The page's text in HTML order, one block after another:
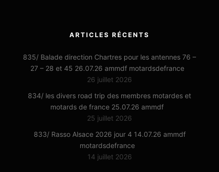
ARTICLES RÉCENTS
835/ Balade direction Chartres pour les antennes 76 –
27 – 28 et 45 26.07.26 ammdf motardsdefrance
26 juillet 2026
834/ les divers road trip des membres motardes et
motards de france 25.07.26 ammdf
25 juillet 2026
833/ Rasso Alsace 2026 jour 4 14.07.26 ammdf
motardsdefrance
14 juillet 2026